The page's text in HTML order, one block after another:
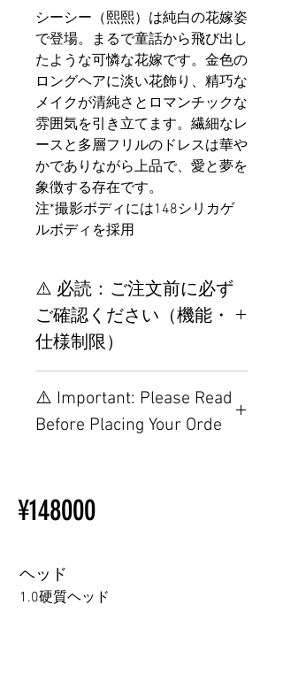
シーシー（熙熙）は純白の花嫁姿
で登場。まるで童話から飛び出し
たような可憐な花嫁です。金色の
ロングヘアに淡い花飾り、精巧な
メイクが清純さとロマンチックな
雰囲気を引き立てます。繊細なレ
ースと多層フリルのドレスは華や
かでありながら上品で、愛と夢を
象徴する存在です。
注*撮影ボディには148シリカゲ
ルボディを採用
⚠️ 必読：ご注文前に必ず
ご確認ください（機能・
仕様制限）
置制限について
その他の配置はTPEに関連し
ラブドール購入前に知ってお
⚠️ Important: Please Read
Before Placing Your Orde
Ordering
Other configurations are related
following webpage.
Beginner’s Purchase Guide
¥148000
ヘッド
1.0硬質ヘッド